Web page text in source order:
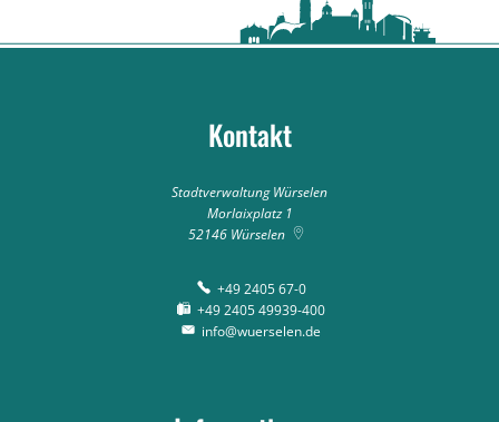
Kontakt
Stadtverwaltung Würselen
Morlaixplatz 1
52146 Würselen
+49 2405 67-0
+49 2405 49939-400
info@wuerselen.de